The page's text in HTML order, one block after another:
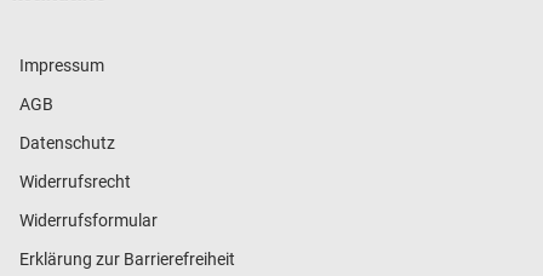
Impressum
AGB
Datenschutz
Widerrufsrecht
Widerrufsformular
Erklärung zur Barrierefreiheit